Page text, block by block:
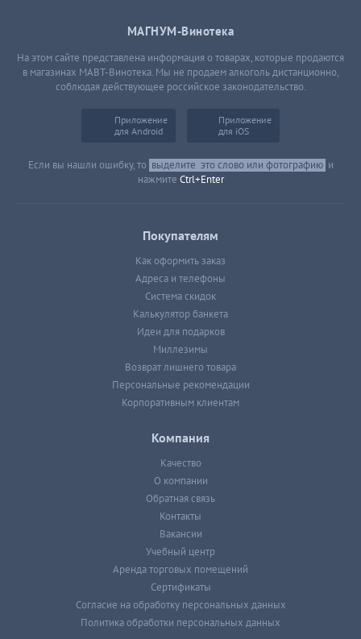
МАГНУМ-Винотека
На этом сайте представлена информация о товарах, которые продаются
в магазинах МАВТ-Винотека. Мы не продаем алкоголь дистанционно,
соблюдая действующее российское законодательство.
Приложение
для Android
Приложение
для iOS
Если вы нашли ошибку, то выделите это слово или фотографию и
нажмите Ctrl+Enter
Покупателям
Как оформить заказ
Адреса и телефоны
Система скидок
Калькулятор банкета
Идеи для подарков
Миллезимы
Возврат лишнего товара
Персональные рекомендации
Корпоративным клиентам
Компания
Качество
О компании
Обратная связь
Контакты
Вакансии
Учебный центр
Аренда торговых помещений
Сертификаты
Согласие на обработку персональных данных
Политика обработки персональных данных